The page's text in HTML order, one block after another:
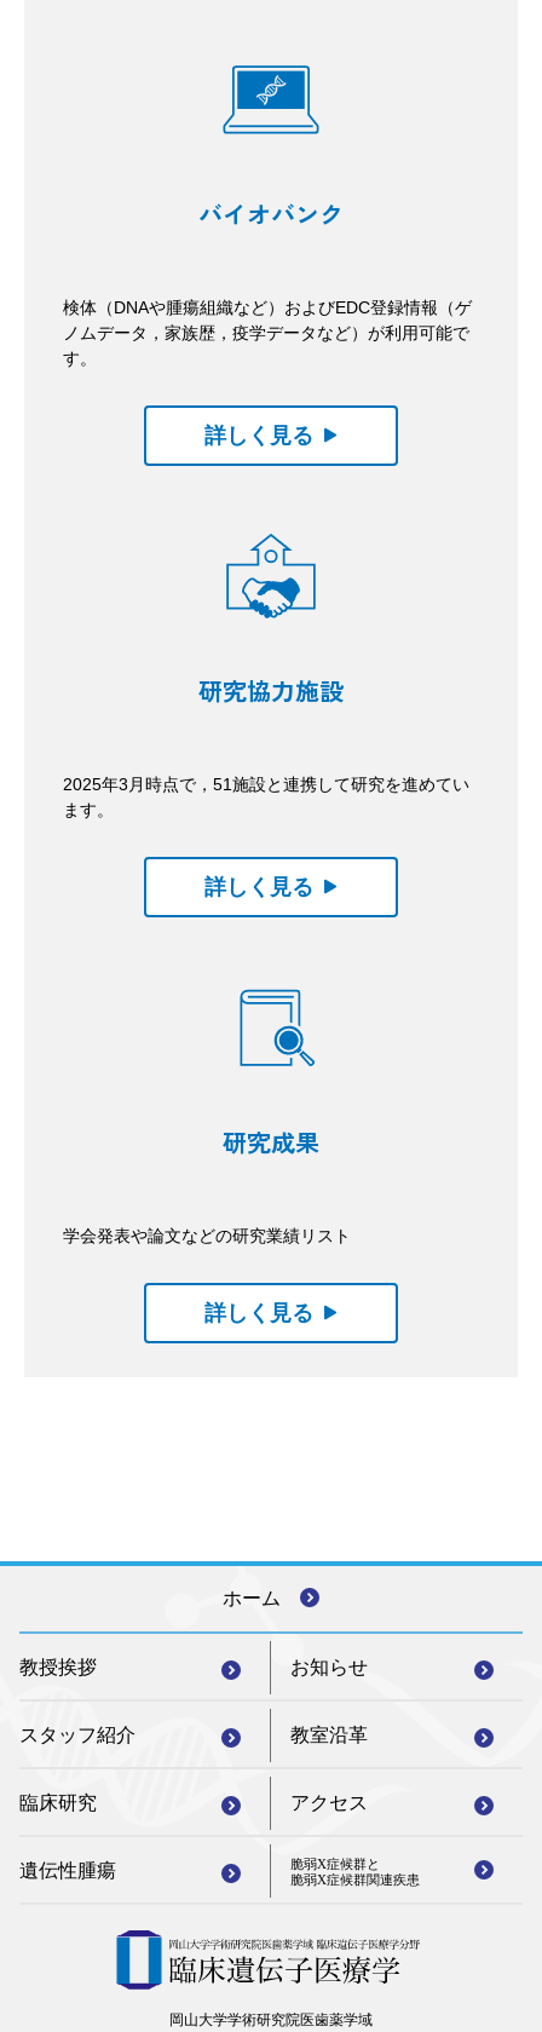
バイオバンク
検体（DNAや腫瘍組織など）およびEDC登録情報（ゲ
ノムデータ，家族歴，疫学データなど）が利用可能で
す。
詳しく見る
研究協力施設
2025年3月時点で，51施設と連携して研究を進めてい
ます。
詳しく見る
研究成果
学会発表や論文などの研究業績リスト
詳しく見る
岡山大学学術研究院医歯薬学域
ホーム
教授挨拶 お知らせ
スタッフ紹介 教室沿革
臨床研究 アクセス
遺伝性腫瘍
脆弱X症候群と
脆弱X症候群関連疾患